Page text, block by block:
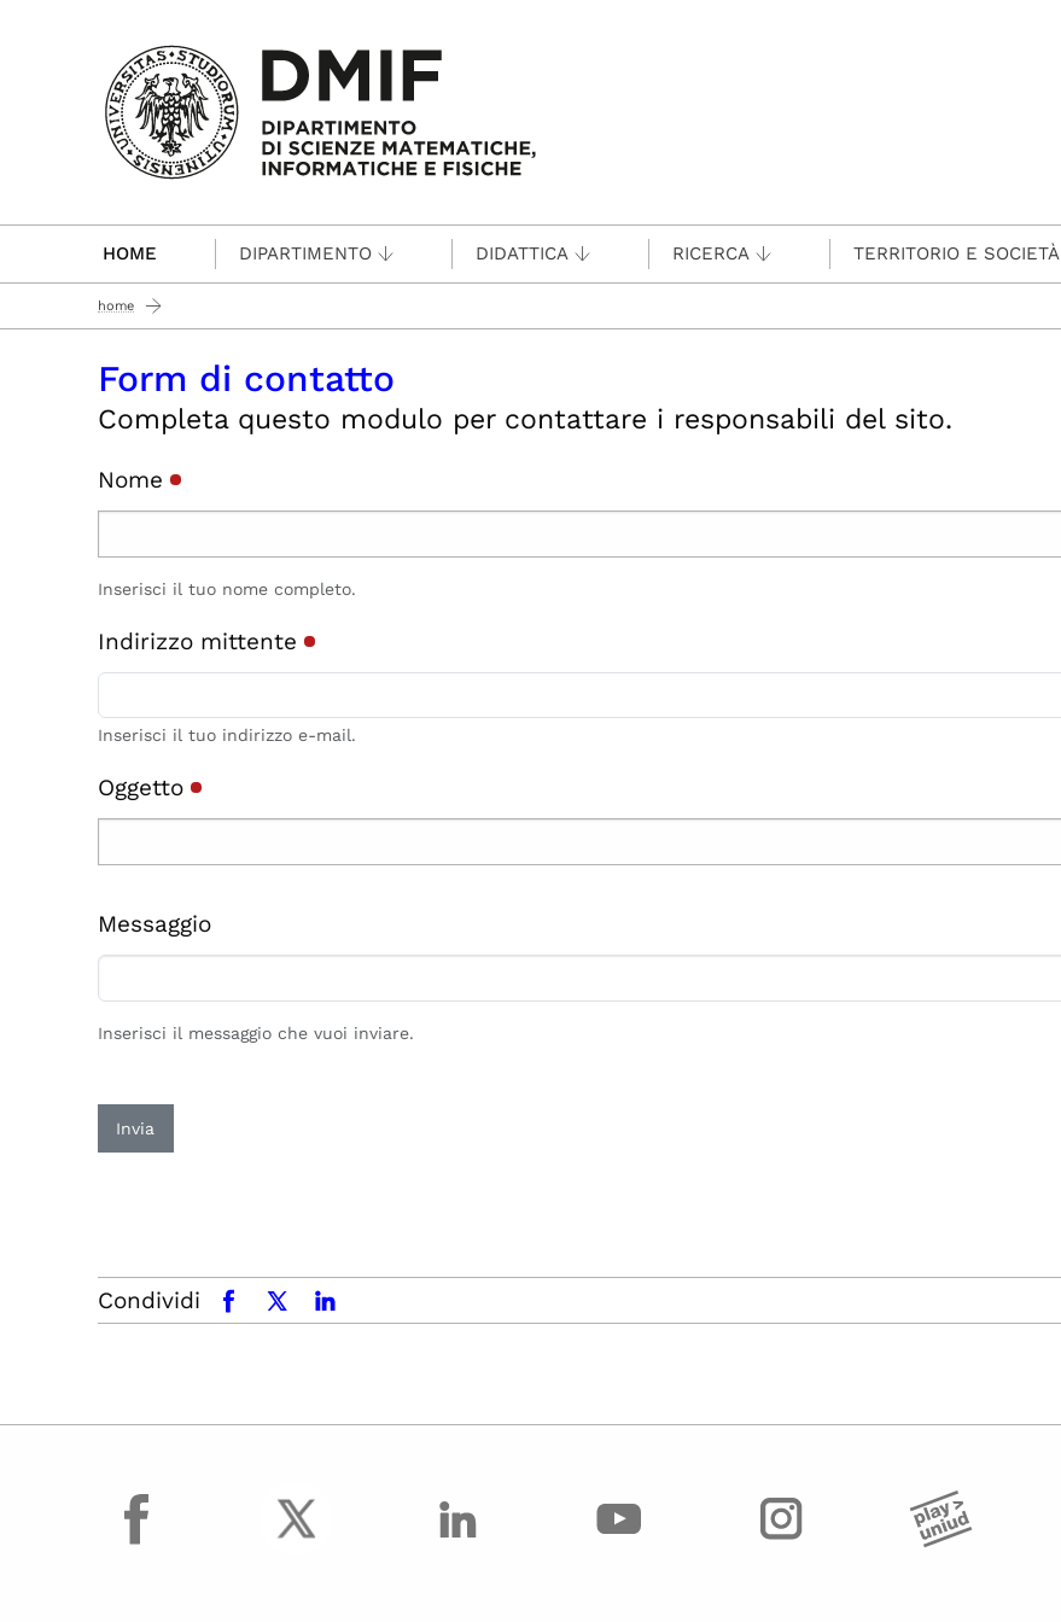
HOME DIPARTIMENTO DIDATTICA RICERCA TERRITORIO E SOCIETÀ
home
Form di contatto
Completa questo modulo per contattare i responsabili del sito.
Nome
Inserisci il tuo nome completo.
Indirizzo mittente
Inserisci il tuo indirizzo e-mail.
Oggetto
Messaggio
Inserisci il messaggio che vuoi inviare.
Invia
Condividi facebookx.comlinkedin
facebook